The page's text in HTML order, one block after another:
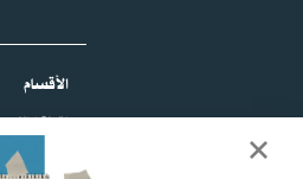
الأقسام
نقطة نظام